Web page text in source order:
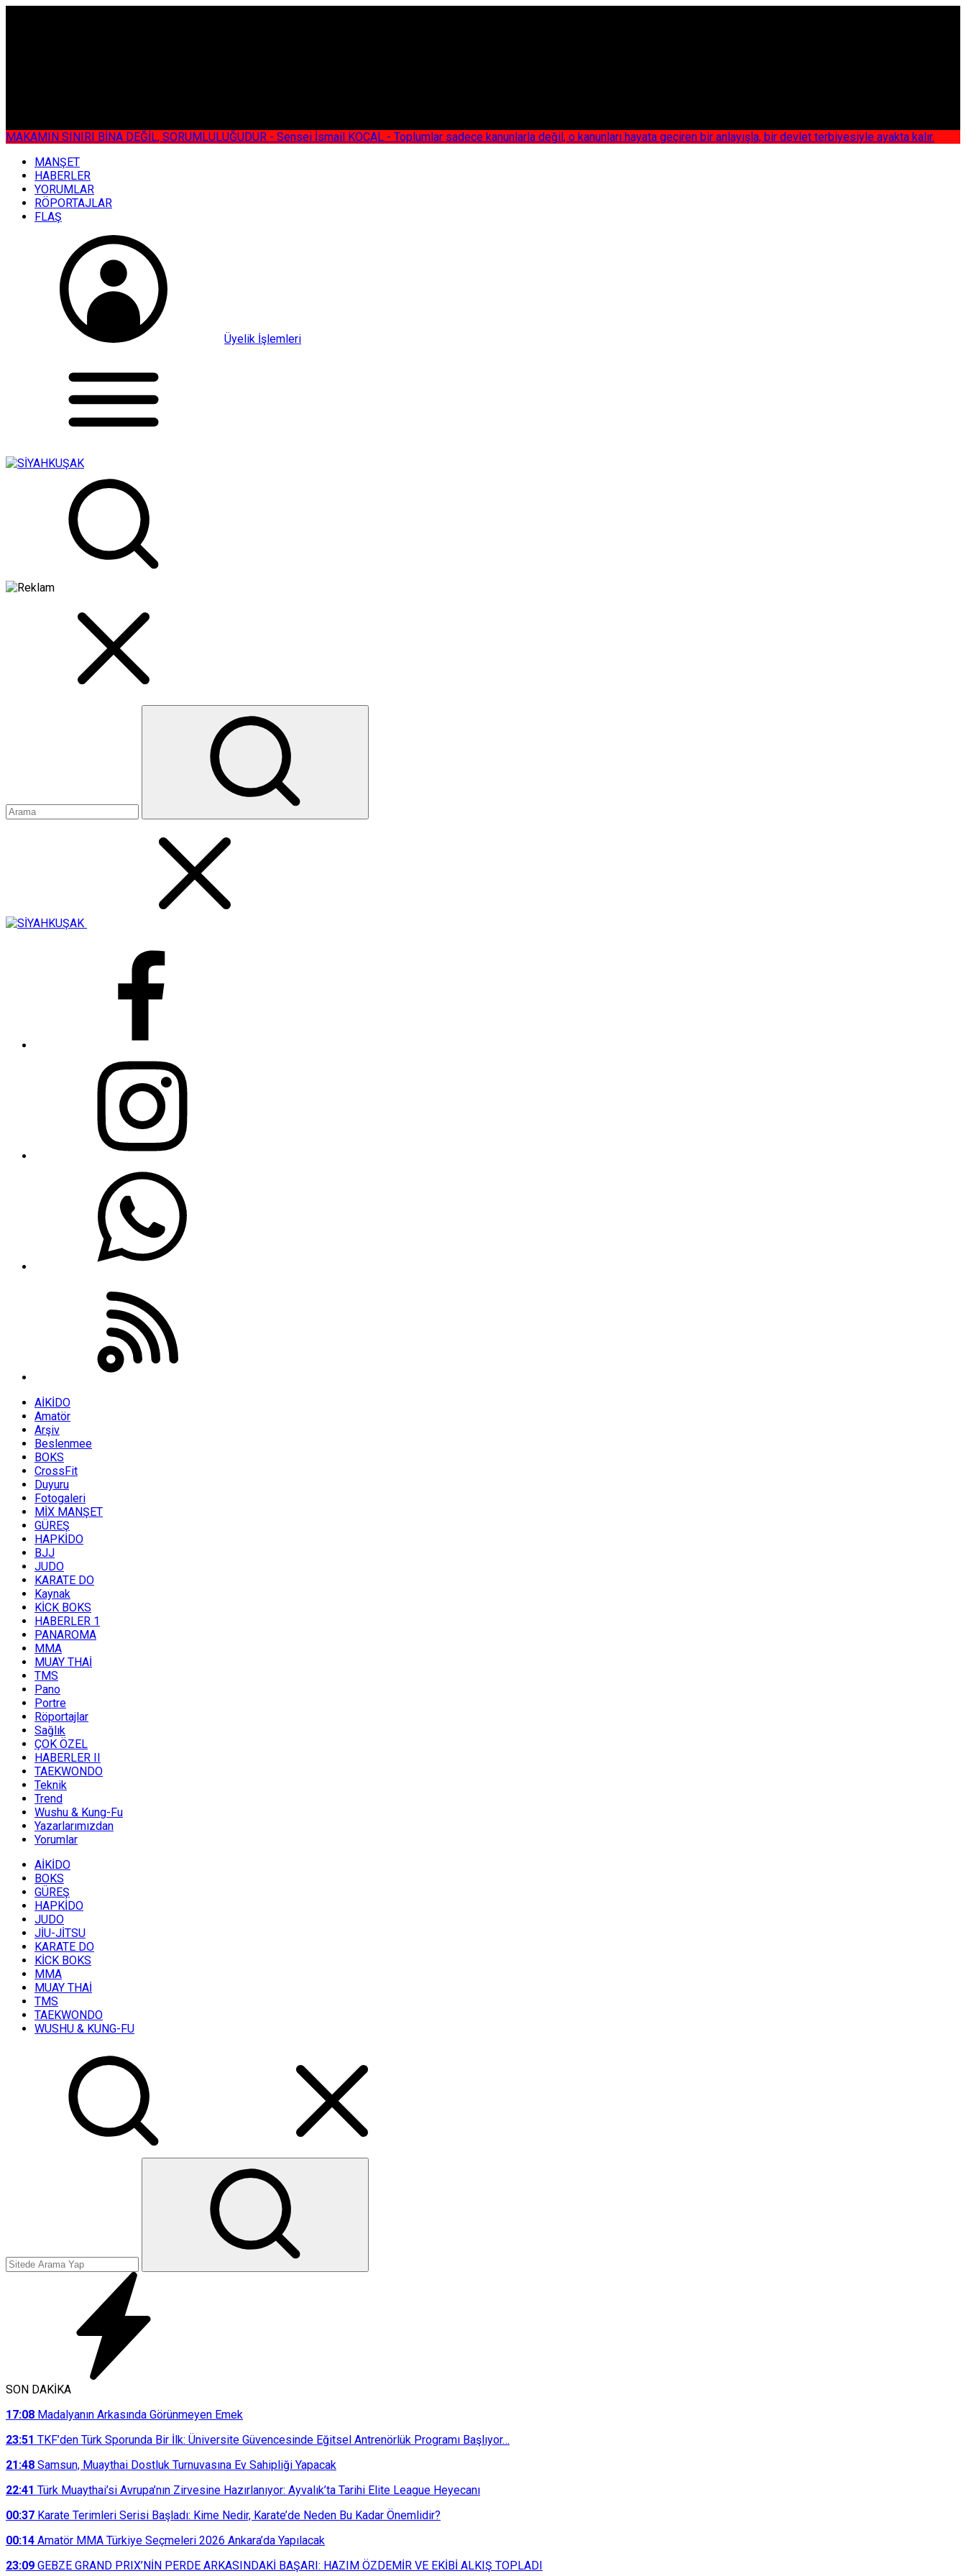
MAKAMIN SINIRI BİNA DEĞİL, SORUMLULUĞUDUR - Sensei İsmail KOCAL - Toplumlar sadece kanunlarla değil, o kanunları hayata geçiren bir anlayışla, bir devlet terbiyesiyle ayakta kalır.
MANŞET
HABERLER
YORUMLAR
RÖPORTAJLAR
FLAŞ
Üyelik İşlemleri
AİKİDO
Amatör
Arşiv
Beslenmee
BOKS
CrossFit
Duyuru
Fotogaleri
MİX MANŞET
GÜREŞ
HAPKİDO
BJJ
JUDO
KARATE DO
Kaynak
KİCK BOKS
HABERLER 1
PANAROMA
MMA
MUAY THAİ
TMS
Pano
Portre
Röportajlar
Sağlık
ÇOK ÖZEL
HABERLER II
TAEKWONDO
Teknik
Trend
Wushu & Kung-Fu
Yazarlarımızdan
Yorumlar
AİKİDO
BOKS
GÜREŞ
HAPKİDO
JUDO
JİU-JİTSU
KARATE DO
KİCK BOKS
MMA
MUAY THAİ
TMS
TAEKWONDO
WUSHU & KUNG-FU
SON DAKİKA
17:08 Madalyanın Arkasında Görünmeyen Emek
23:51 TKF’den Türk Sporunda Bir İlk: Üniversite Güvencesinde Eğitsel Antrenörlük Programı Başlıyor…
21:48 Samsun, Muaythai Dostluk Turnuvasına Ev Sahipliği Yapacak
22:41 Türk Muaythai’si Avrupa’nın Zirvesine Hazırlanıyor: Ayvalık’ta Tarihi Elite League Heyecanı
00:37 Karate Terimleri Serisi Başladı: Kime Nedir, Karate’de Neden Bu Kadar Önemlidir?
00:14 Amatör MMA Türkiye Seçmeleri 2026 Ankara’da Yapılacak
23:09 GEBZE GRAND PRIX’NİN PERDE ARKASINDAKİ BAŞARI: HAZIM ÖZDEMİR VE EKİBİ ALKIŞ TOPLADI